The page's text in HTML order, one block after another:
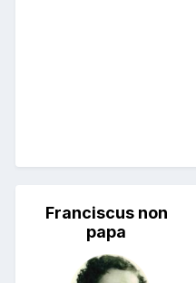
Franciscus non
papa